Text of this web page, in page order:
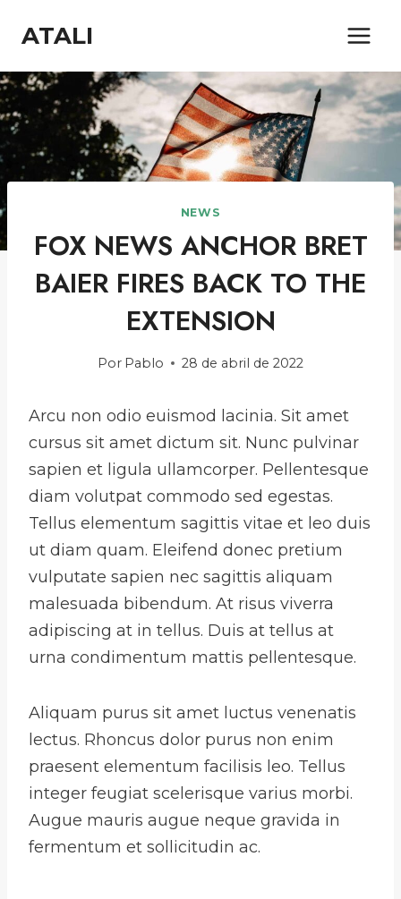
ATALI
NEWS
FOX NEWS ANCHOR BRET
BAIER FIRES BACK TO THE
EXTENSION
Por Pablo 28 de abril de 2022
Arcu non odio euismod lacinia. Sit amet
cursus sit amet dictum sit. Nunc pulvinar
sapien et ligula ullamcorper. Pellentesque
diam volutpat commodo sed egestas.
Tellus elementum sagittis vitae et leo duis
ut diam quam. Eleifend donec pretium
vulputate sapien nec sagittis aliquam
malesuada bibendum. At risus viverra
adipiscing at in tellus. Duis at tellus at
urna condimentum mattis pellentesque.
Aliquam purus sit amet luctus venenatis
lectus. Rhoncus dolor purus non enim
praesent elementum facilisis leo. Tellus
integer feugiat scelerisque varius morbi.
Augue mauris augue neque gravida in
fermentum et sollicitudin ac.